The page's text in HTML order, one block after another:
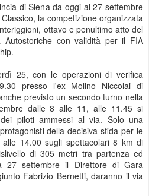
di Siena da oggi al 27 settembre
la competizione organizzata
ottavo e penultimo atto del
Autostoriche con validità per il FIA
25, con le operazioni di verifica
presso l'ex Molino Niccolai di
previsto un secondo turno nella
dalle 8 alle 11, alle 11.45 si
piloti ammessi al via. Solo una
della decisiva sfida per le
14.00 sugli spettacolari 8 km di
di 305 metri tra partenza ed
27 settembre il Direttore di Gara
Fabrizio Bernetti, daranno il via